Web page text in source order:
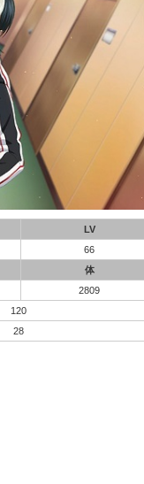
LV
66
体
2809
120
28